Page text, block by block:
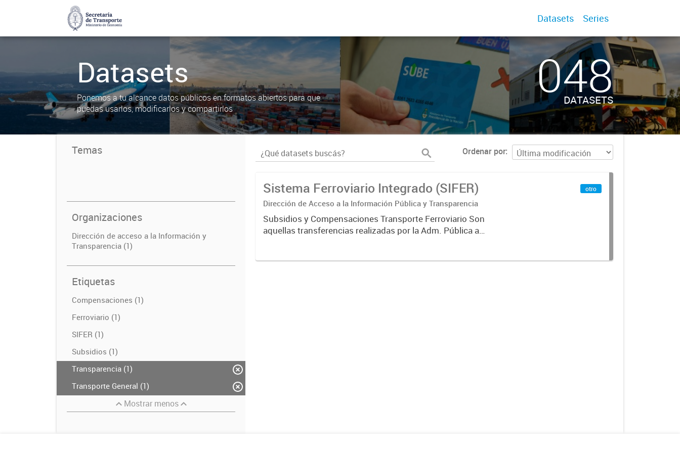
Datasets Series
Datasets
Ponemos a tu alcance datos públicos en formatos abiertos para que
puedas usarlos, modificarlos y compartirlos
048
DATASETS
Temas
Organizaciones
Dirección de acceso a la Información y
Transparencia (1)
Etiquetas
Compensaciones (1)
Ferroviario (1)
SIFER (1)
Subsidios (1)
Transparencia (1)
Transporte General (1)
Mostrar menos
Ordenar por
Sistema Ferroviario Integrado (SIFER)
Dirección de Acceso a la Información Pública y Transparencia
Subsidios y Compensaciones Transporte Ferroviario Son
aquellas transferencias realizadas por la Adm. Pública a
otro